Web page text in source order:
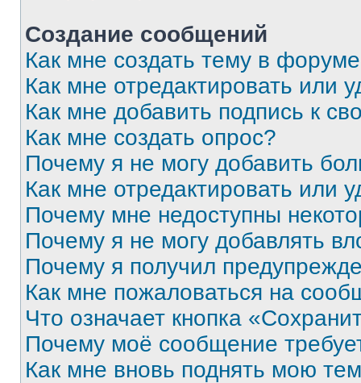
Создание сообщений
Как мне создать тему в
Как мне отредактировать или
Как мне добавить подпись к
Как мне создать опрос?
Почему я не могу добавить
Как мне отредактировать или
Почему мне недоступны
Почему я не могу добавлять
Почему я получил
Как мне пожаловаться на
Что означает кнопка
Почему моё сообщение
Как мне вновь поднять мою